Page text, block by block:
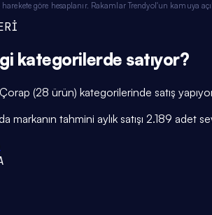
göre hesaplanır. Rakamlar Trendyol'un kamuya
kategorilerde satıyor?
(28 ürün) kategorilerinde satış
tahmini aylık satışı 2.189 adet